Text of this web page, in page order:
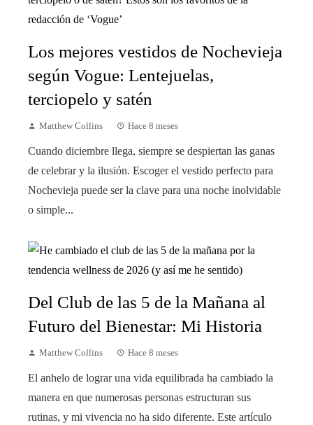
Los mejores vestidos de Nochevieja
según Vogue: Lentejuelas,
terciopelo y satén
Matthew Collins Hace 8 meses
Cuando diciembre llega, siempre se despiertan las ganas
de celebrar y la ilusión. Escoger el vestido perfecto para
Nochevieja puede ser la clave para una noche inolvidable
o simple...
Del Club de las 5 de la Mañana al
Futuro del Bienestar: Mi Historia
Matthew Collins Hace 8 meses
El anhelo de lograr una vida equilibrada ha cambiado la
manera en que numerosas personas estructuran sus
rutinas, y mi vivencia no ha sido diferente. Este artículo